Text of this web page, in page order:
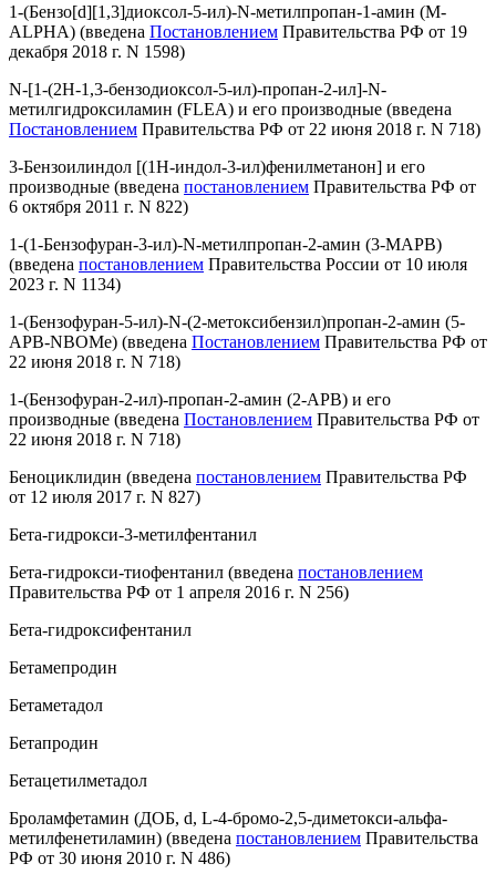
1-(Бензо[d][1,3]диоксол-5-ил)-N-метилпропан-1-амин (M-
ALPHA) (введена Постановлением Правительства РФ от 19
декабря 2018 г. N 1598)
N-[1-(2H-1,3-бензодиоксол-5-ил)-пропан-2-ил]-N-
метилгидроксиламин (FLEA) и его производные (введена
Постановлением Правительства РФ от 22 июня 2018 г. N 718)
3-Бензоилиндол [(1Н-индол-3-ил)фенилметанон] и его
производные (введена постановлением Правительства РФ от
6 октября 2011 г. N 822)
1-(1-Бензофуран-3-ил)-N-метилпропан-2-амин (3-МАРВ)
(введена постановлением Правительства России от 10 июля
2023 г. N 1134)
1-(Бензофуран-5-ил)-N-(2-метоксибензил)пропан-2-амин (5-
APB-NBOMe) (введена Постановлением Правительства РФ от
22 июня 2018 г. N 718)
1-(Бензофуран-2-ил)-пропан-2-амин (2-APB) и его
производные (введена Постановлением Правительства РФ от
22 июня 2018 г. N 718)
Беноциклидин (введена постановлением Правительства РФ
от 12 июля 2017 г. N 827)
Бета-гидрокси-3-метилфентанил
Бета-гидрокси-тиофентанил (введена постановлением
Правительства РФ от 1 апреля 2016 г. N 256)
Бета-гидроксифентанил
Бетамепродин
Бетаметадол
Бетапродин
Бетацетилметадол
Броламфетамин (ДОБ, d, L-4-бромо-2,5-диметокси-альфа-
метилфенетиламин) (введена постановлением Правительства
РФ от 30 июня 2010 г. N 486)